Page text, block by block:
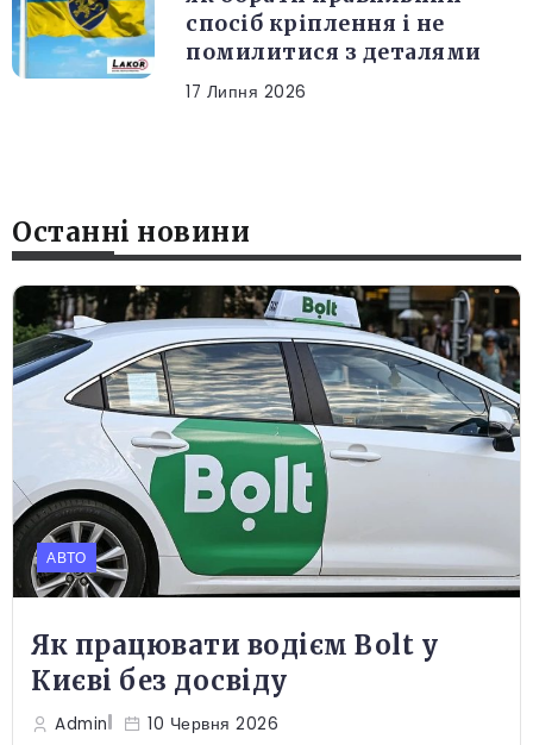
спосіб кріплення і не
помилитися з деталями
17 Липня 2026
Останні новини
АВТО
Як працювати водієм Bolt у
Києві без досвіду
Admin 10 Червня 2026